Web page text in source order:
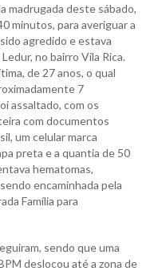
madrugada deste sábado,
minutos, para averiguar a
agredido e estava
no bairro Vila Rica.
de 27 anos, o qual
7
assaltado, com os
com documentos
um celular marca
preta e a quantia de 50
hematomas,
encaminhada pela
Família para
sendo que uma
deslocou até a zona de